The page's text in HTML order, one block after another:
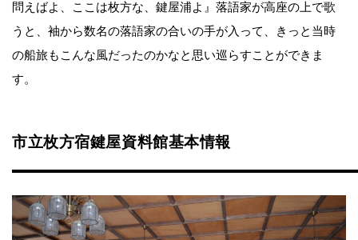
問えばよ、ここは枚方な、鍵屋浦よ』落語家が高座の上で歌
うと、袖から数名の落語家の合いの手が入って、きっと当時
の船旅もこんな風だったのかなと思い巡らすことができま
す。
市立枚方宿鍵屋資料館基本情報